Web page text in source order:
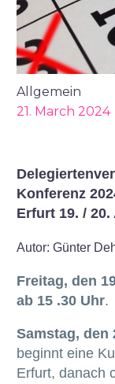
Allgemein
21. March 2024
Konferenz
Erfurt 19. / 20.
Autor: Günter
Freitag, den
ab 15 .30 Uhr.
Samstag, den
beginnt eine
Erfurt, danach